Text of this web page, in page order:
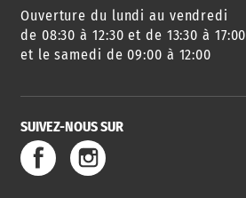
Ouverture du lundi au vendredi
de 08:30 à 12:30 et de 13:30 à 17:00
et le samedi de 09:00 à 12:00
SUIVEZ-NOUS SUR